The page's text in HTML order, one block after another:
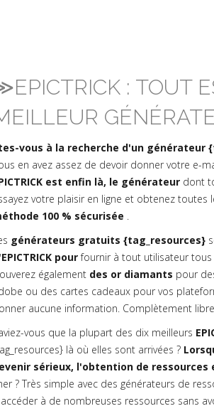
: TOUT
vous à la recherche d'un générateur
en avez assez de devoir donner votre e-
est enfin là, le générateur dont
votre plaisir en ligne et obtenez toutes
100 % sécurisée .
générateurs gratuits {tag_resources}
pourfournir à tout utilisateur tous
également des or diamants pour
ou des cartes cadeaux pour vos
aucune information. Complètement
vous que la plupart des dix meilleurs
là où elles sont arrivées ?
sérieux, l'obtention de
? Très simple avec des générateurs de
à de nombreuses ressources sans